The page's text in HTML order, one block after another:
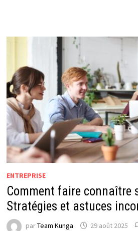
ENTREPRISE
Comment faire connaître
Stratégies et astuces
parTeam Kunga 29 août 2025